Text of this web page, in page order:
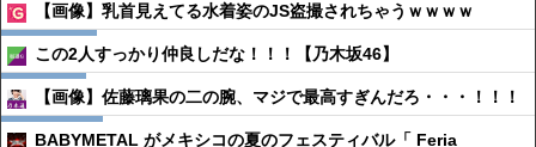
【画像】乳首見えてる水着姿のJS盗撮されちゃうｗｗｗｗ
この2人すっかり仲良しだな！！！【乃木坂46】
【画像】佐藤璃果の二の腕、マジで最高すぎんだろ・・・！！！
BABYMETAL がメキシコの夏のフェスティバル「 Feria